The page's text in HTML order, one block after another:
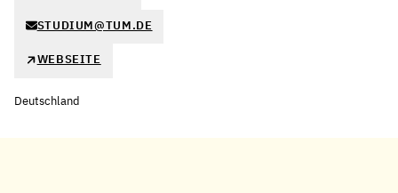
STUDIUM@TUM.DE
WEBSEITE
Deutschland